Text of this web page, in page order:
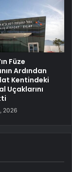
Füze
Ardından
Kentindeki
Uçaklarını
2026